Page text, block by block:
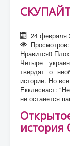
24 февраля
Нравится0
Четыре
твердят о
истории. Но
Екклесиаст:
не останется
история